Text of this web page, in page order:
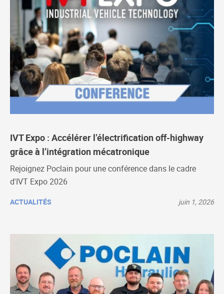
IVT Expo : Accélérer l’électrification off-highway
grâce à l’intégration mécatronique
Rejoignez Poclain pour une conférence dans le cadre
d'IVT Expo 2026
ACTUALITÉS juin 1, 2026